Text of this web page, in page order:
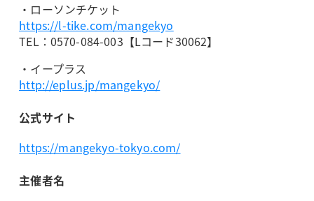
・ローソンチケット
https://l-tike.com/mangekyo
TEL：0570-084-003【Lコード30062】
・イープラス
http://eplus.jp/mangekyo/
公式サイト
https://mangekyo-tokyo.com/
主催者名